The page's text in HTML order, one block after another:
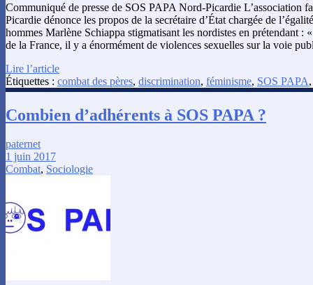
Communiqué de presse de SOS PAPA Nord-Picardie L’association
Picardie dénonce les propos de la secrétaire d’État chargée de
hommes Marlène Schiappa stigmatisant les nordistes en prétendant :
de la France, il y a énormément de violences sexuelles sur la voie
Lire l’article
Étiquettes : combat des pères, discrimination, féminisme, SOS PAPA
Combien d’adhérents à SOS PAPA ?
paternet
1 juin 2017
Combat, Sociologie